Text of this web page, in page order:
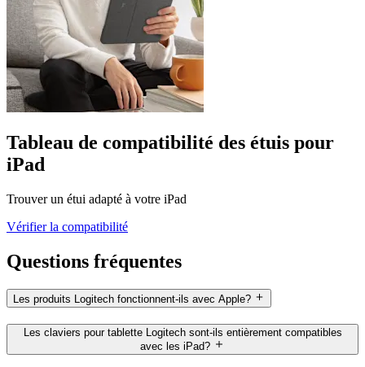
Tableau de compatibilité des étuis pour
iPad
Trouver un étui adapté à votre iPad
Vérifier la compatibilité
Questions fréquentes
Les produits Logitech fonctionnent-ils avec Apple?
Les claviers pour tablette Logitech sont-ils entièrement compatibles
avec les iPad?